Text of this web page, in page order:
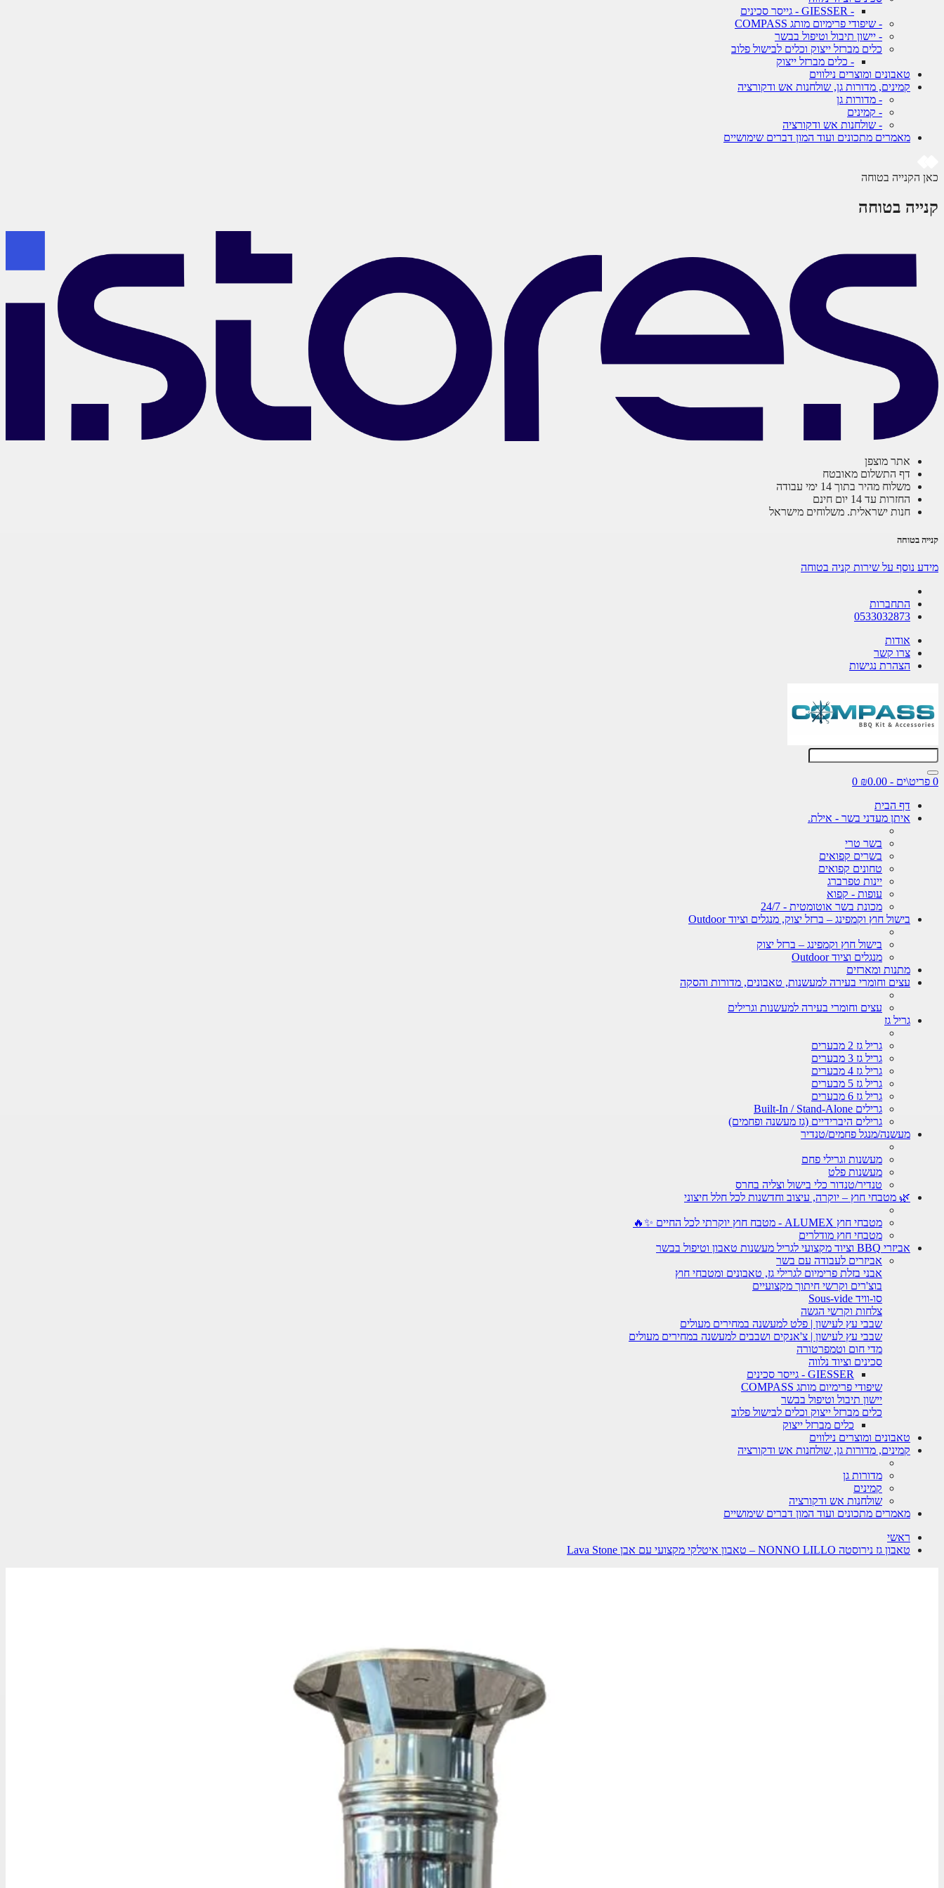
- GIESSER - גייסר סכינים
- שיפודי פרימיום מותג COMPASS
- יישון תיבול וטיפול בבשר
כלים מברזל ייצוק וכלים לבישול פלוב
- כלים מברזל ייצוק
טאבונים ומוצרים נילווים
קמינים, מדורות גן, שולחנות אש ודקורציה
- מדורות גן
- קמינים
- שולחנות אש ודקורציה
מאמרים מתכונים ועוד המון דברים שימושיים
כאן הקנייה בטוחה
קנייה בטוחה
אתר מוצפן
דף התשלום מאובטח
משלוח מהיר בתוך 14 ימי עבודה
החזרות עד 14 יום חינם
חנות ישראלית. משלוחים מישראל
קנייה בטוחה
מידע נוסף על שירות קניה בטוחה
התחברות
0533032873
אודות
צרו קשר
הצהרת נגישות
0 פריט\ים - ₪0.00
0
דף הבית
איתן מעדני בשר - אילת.
בשר טרי
בשרים קפואים
טחונים קפואים
יינות טפרברג
עופות - קפוא
מכונת בשר אוטומטית - 24/7
בישול חוץ וקמפינג – ברזל יצוק, מנגלים וציוד Outdoor
בישול חוץ וקמפינג – ברזל יצוק
מנגלים וציוד Outdoor
מתנות ומארזים
עצים וחומרי בעירה למעשנות, טאבונים, מדורות והסקה
עצים וחומרי בעירה למעשנות וגרילים
גריל גז
גריל גז 2 מבערים
גריל גז 3 מבערים
גריל גז 4 מבערים
גריל גז 5 מבערים
גריל גז 6 מבערים
גרילים Built-In / Stand-Alone
גרילים היברידיים (גז מעשנה ופחמים)
מעשנה/מנגל פחמים/טנדיר
מעשנות וגרילי פחם
מעשנות פלט
טנדיר/טנדור כלי בישול וצליה בחרס
🌿 מטבחי חוץ – יוקרה, עיצוב וחדשנות לכל חלל חיצוני
מטבחי חוץ ALUMEX - מטבח חוץ יוקרתי לכל החיים ✨🔥
מטבחי חוץ מודלרים
אביזרי BBQ וציוד מקצועי לגריל מעשנות טאבון וטיפול בבשר
אביזרים לעבודה עם בשר
אבני בזלת פרימיום לגרילי גז, טאבונים ומטבחי חוץ
בוצ'רים וקרשי חיתוך מקצועיים
סו-וויד Sous-vide
צלחות וקרשי הגשה
שבבי עץ לעישון | פלט למעשנה במחירים מעולים
שבבי עץ לעישון | צ'אנקים ושבבים למעשנה במחירים מעולים
מדי חום וטמפרטורה
סכינים וציוד נלווה
GIESSER - גייסר סכינים
שיפודי פרימיום מותג COMPASS
יישון תיבול וטיפול בבשר
כלים מברזל ייצוק וכלים לבישול פלוב
כלים מברזל ייצוק
טאבונים ומוצרים נילווים
קמינים, מדורות גן, שולחנות אש ודקורציה
מדורות גן
קמינים
שולחנות אש ודקורציה
מאמרים מתכונים ועוד המון דברים שימושיים
ראשי
טאבון גז נירוסטה NONNO LILLO – טאבון איטלקי מקצועי עם אבן Lava Stone